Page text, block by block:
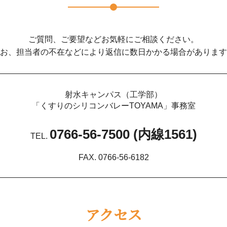
ご質問、ご要望などお気軽にご相談ください。
、担当者の不在などにより返信に数日かかる場合がありま
射水キャンパス（工学部）
「くすりのシリコンバレーTOYAMA」事務室
TEL. 0766-56-7500 (内線1561)
FAX. 0766-56-6182
アクセス